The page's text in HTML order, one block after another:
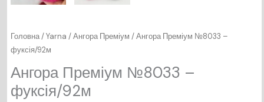
Головна/Yarna /Ангора Преміум / Ангора Преміум №8033 –
фуксія/92м
Ангора Преміум №8033 –
фуксія/92м